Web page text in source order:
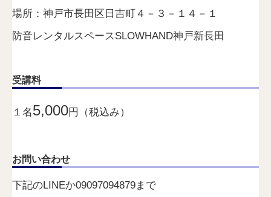
場所：神戸市長田区日吉町４－３－１４－１
防音レンタルスペースSLOWHAND神戸新長田
受講料
１名5,000円（税込み）
お問い合わせ
下記のLINEか09097094879まで